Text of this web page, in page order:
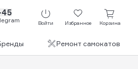
Войти Избранное Корзина
Ремонт самокатов